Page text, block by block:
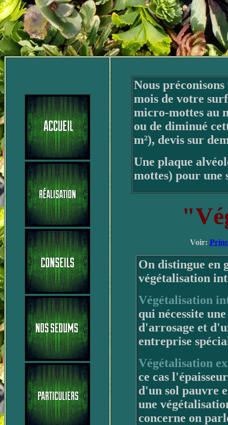
Nous
mois de votre
micro-mottes au
ou de diminué
m²), devis sur
Une plaque
mottes) pour une
Voir:
On distingue en
végétalisation
Végétalisation
qui nécessite
d'arrosage et
entreprise
Végétalisation
ce cas
d'un sol pauvre
une
concerne on